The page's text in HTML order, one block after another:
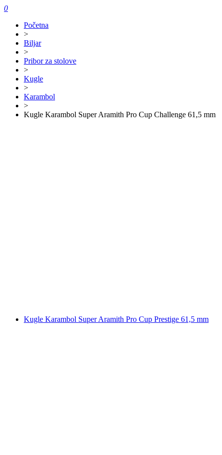
0
Početna
>
Biljar
>
Pribor za stolove
>
Kugle
>
Karambol
>
Kugle Karambol Super Aramith Pro Cup Challenge 61,5 mm
Kugle Karambol Super Aramith Pro Cup Prestige 61,5 mm